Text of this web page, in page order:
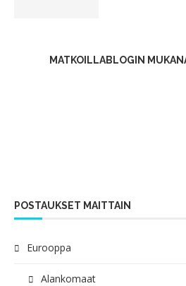
MATKOILLABLOGIN
POSTAUKSET MAITTAIN
Eurooppa
Alankomaat